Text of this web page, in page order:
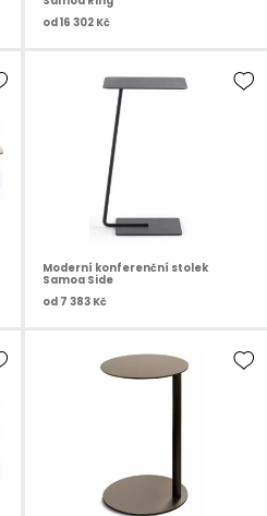
od16 302 Kč
Moderní konferenční stolek
Samoa Side
od 7 383 Kč